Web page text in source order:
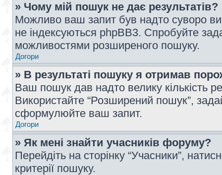
» Чому мій пошук не дає результатів?
Можливо ваш запит був надто суворо
не індексуються phpBB3. Спробуйте
можливостями розширеного пошуку.
Догори
» В результаті пошуку я отримав
Ваш пошук дав надто велику кількість
Використайте “Розширений пошук”,
сформулюйте ваш запит.
Догори
» Як мені знайти учасників форуму?
Перейдіть на сторінку “Учасники”,
критерії пошуку.